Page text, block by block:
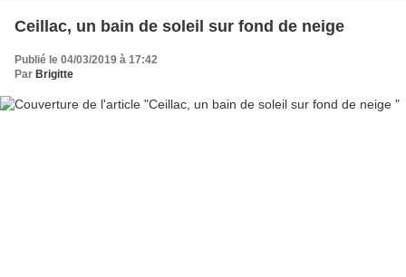
Ceillac, un bain de soleil sur fond de neige
Publié le 04/03/2019 à 17:42
Par Brigitte